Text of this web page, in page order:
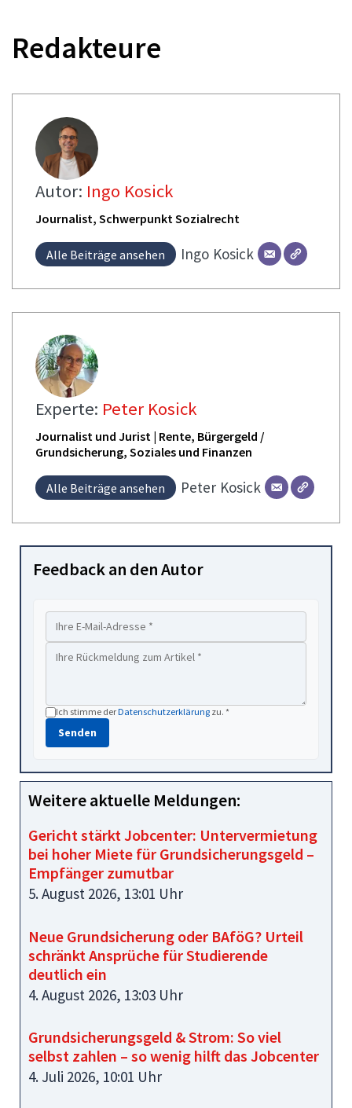
Redakteure
Autor: Ingo Kosick
Journalist, Schwerpunkt Sozialrecht
Alle Beiträge ansehen Ingo Kosick
Experte: Peter Kosick
Journalist und Jurist | Rente, Bürgergeld /
Grundsicherung, Soziales und Finanzen
Alle Beiträge ansehen Peter Kosick
Feedback an den Autor
Ich stimme derDatenschutzerklärung zu. *
Senden
Weitere aktuelle Meldungen:
Gericht stärkt Jobcenter: Untervermietung
bei hoher Miete für Grundsicherungsgeld –
Empfänger zumutbar
5. August 2026, 13:01 Uhr
Neue Grundsicherung oder BAföG? Urteil
schränkt Ansprüche für Studierende
deutlich ein
4. August 2026, 13:03 Uhr
Grundsicherungsgeld & Strom: So viel
selbst zahlen – so wenig hilft das Jobcenter
4. Juli 2026, 10:01 Uhr